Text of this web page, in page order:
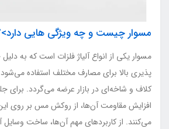
مسوار چیست و چه ویژگی هایی
مسوار یکی از انواع آلیاژ فلزات است که به
پذیری بالا برای مصارف مختلف استفاده
کلاف و شاخه‌ای در بازار عرضه می‌گردد. برای
افزایش مقاومت آن‌ها، از روکش مس بر روی
می‌کنند. از کاربردهای مهم آن‌ها، ساخت وسایل